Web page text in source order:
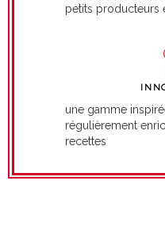
petits producteurs
une gamme
régulièrement
recettes